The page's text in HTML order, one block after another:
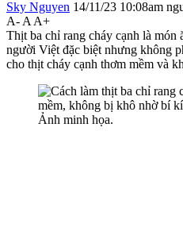
Sky Nguyen 14/11/23 10:08am
A- A A+
Thịt ba chỉ rang cháy cạnh là món
người Việt đặc biệt nhưng không
cho thịt cháy cạnh thơm mềm và
Ảnh minh họa.